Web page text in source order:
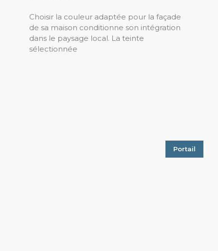
Choisir la couleur adaptée pour la façade
de sa maison conditionne son intégration
dans le paysage local. La teinte
sélectionnée
Portail